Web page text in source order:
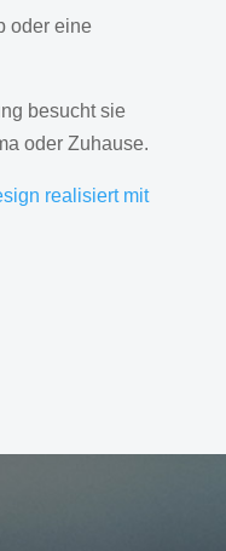
oder eine
besucht sie
oder Zuhause.
realisiert mit